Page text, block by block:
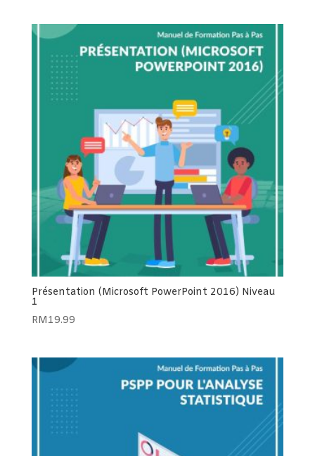
Présentation (Microsoft PowerPoint 2016) Niveau
1
RM19.99